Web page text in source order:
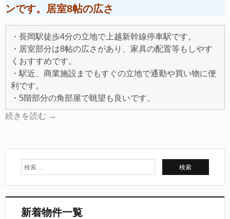
ンです。居室8帖の広さ
・長岡駅徒歩4分の立地で上越新幹線停車駅です。
・居室部分は8帖の広さがあり、家具の配置等もしやす
くおすすめです。
・駅近、商業施設までもすぐの立地で通勤や買い物に便
利です。
・5階部分の角部屋で眺望も良いです。
続きを読む →
新着物件一覧